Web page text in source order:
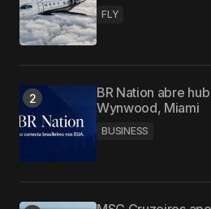
FLY
BR Nation abre
Wynwood, Miami
BUSINESS